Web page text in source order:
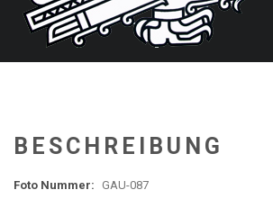
BESCHREIBUNG
Foto Nummer: GAU-087